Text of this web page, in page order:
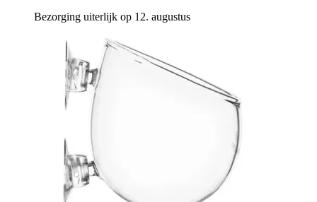
Bezorging uiterlijk op 12. augustus